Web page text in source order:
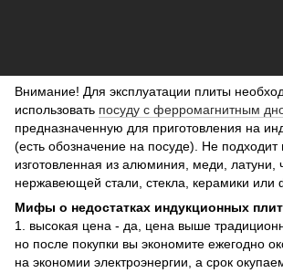
Внимание! Для эксплуатации плиты
использовать посуду с ферромагнитным
предназначенную для приготовления на
(есть обозначение на посуде). Не подходит
изготовленная из алюминия, меди, латуни,
нержавеющей стали, стекла, керамики
Мифы о недостатках индукционных
1. ​высокая цена - да, цена выше
но после покупки вы экономите ежегодно
на экономии электроэнергии, а срок